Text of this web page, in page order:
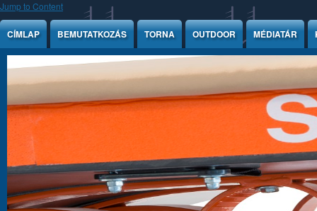
Jump to Content
CÍMLAP BEMUTATKOZÁS TORNA OUTDOOR MÉDIATÁR